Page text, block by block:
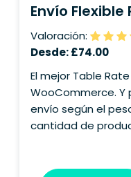
Envío Flexible
Valoración:
Desde:£74.00
El mejor Table
WooCommerce. Y
envío según el
cantidad de